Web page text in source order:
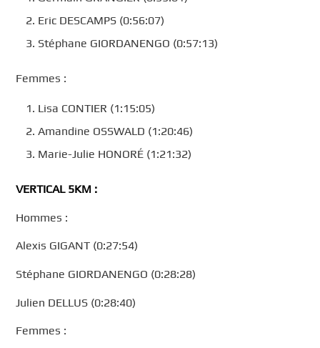
Eric DESCAMPS (0:56:07)
Stéphane GIORDANENGO (0:57:13)
Femmes :
Lisa CONTIER (1:15:05)
Amandine OSSWALD (1:20:46)
Marie-Julie HONORÉ (1:21:32)
VERTICAL 5KM :
Hommes :
Alexis GIGANT (0:27:54)
Stéphane GIORDANENGO (0:28:28)
Julien DELLUS (0:28:40)
Femmes :